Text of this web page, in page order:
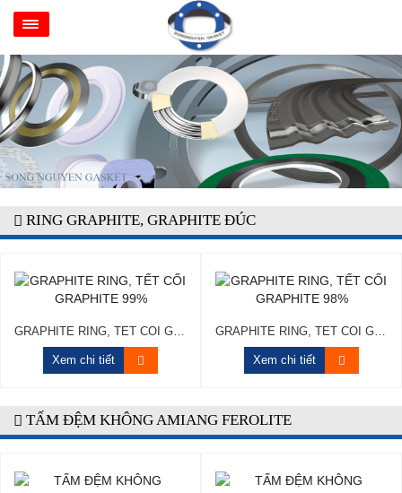
RING GRAPHITE, GRAPHITE ĐÚC
GRAPHITE RING, TẾT CỐI GRAPHITE 99%
Xem chi tiết
GRAPHITE RING, TẾT CỐI GRAPHITE 98%
Xem chi tiết
TẤM ĐỆM KHÔNG AMIANG FEROLITE